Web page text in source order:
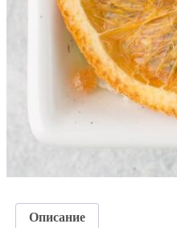
Описание